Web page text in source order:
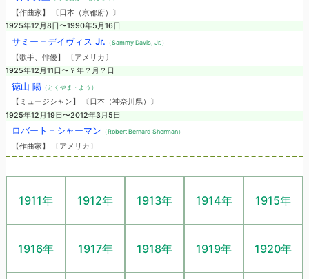
【作曲家】 〔日本（京都府）〕
1925年12月8日〜1990年5月16日
サミー＝デイヴィス Jr. （Sammy Davis, Jr.）
【歌手、俳優】 〔アメリカ〕
1925年12月11日〜？年？月？日
徳山 陽（とくやま・よう）
【ミュージシャン】 〔日本（神奈川県）〕
1925年12月19日〜2012年3月5日
ロバート＝シャーマン （Robert Bernard Sherman）
【作曲家】 〔アメリカ〕
1911年 1912年 1913年 1914年 1915年
1916年 1917年 1918年 1919年 1920年